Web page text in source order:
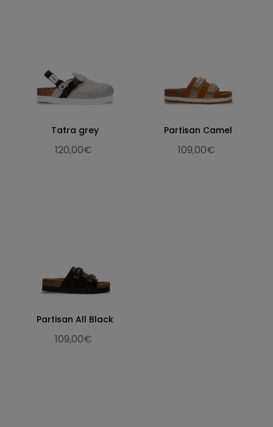
Tatra grey
120,00€
Partisan Camel
109,00€
Partisan All Black
109,00€